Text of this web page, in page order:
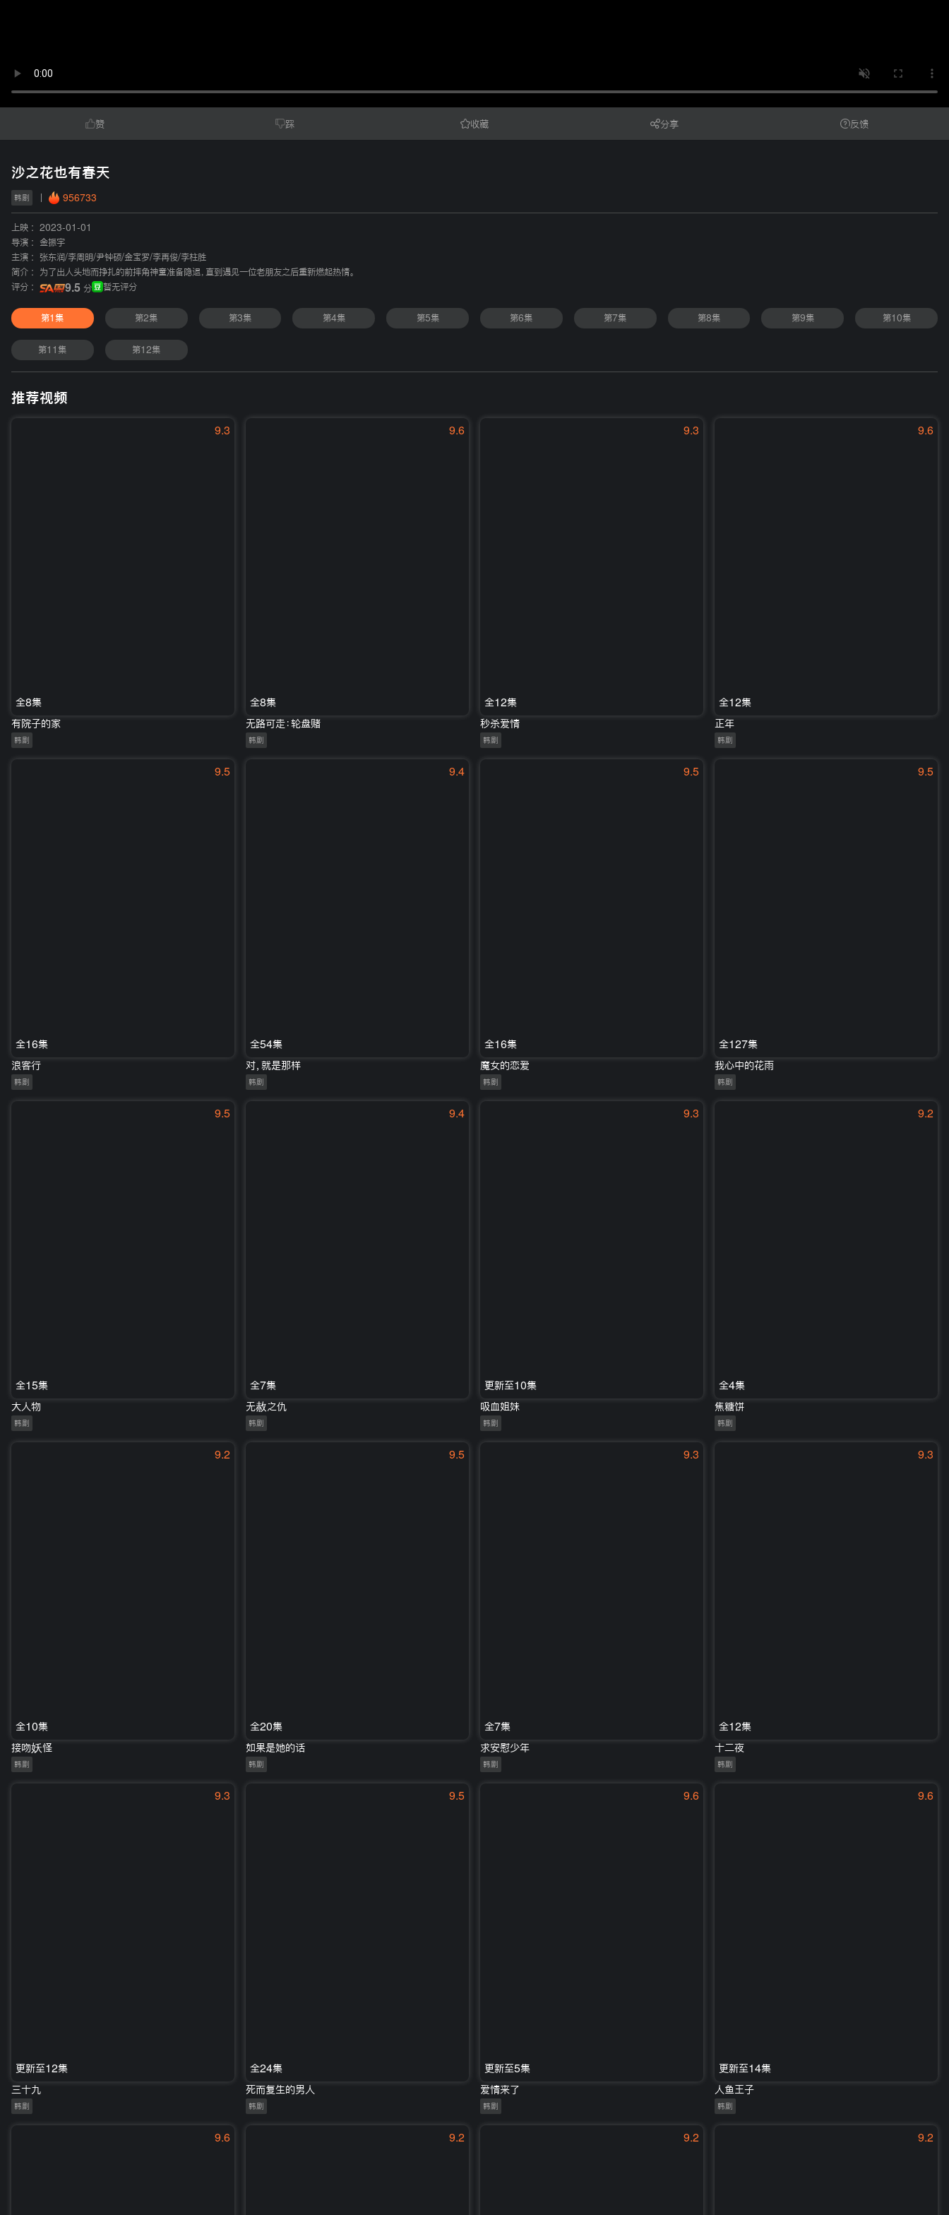
赞 踩 收藏 分享 反馈
沙之花也有春天
韩剧 956733
上映 :
2023-01-01
导演 :
金振宇
主演 :
张东润/李周明/尹钟硕/金宝罗/李再俊/李柱胜
简介 :
为了出人头地而挣扎的前摔角神童准备隐退，直到遇见一位老朋友之后重新燃起热情。
评分 :
9.5 分 暂无评分
第1集 第2集 第3集 第4集 第5集 第6集 第7集 第8集 第9集 第10集
第11集 第12集
推荐视频
9.3
全8集
有院子的家
韩剧
9.6
全8集
无路可走：轮盘赌
韩剧
9.3
全12集
秒杀爱情
韩剧
9.6
全12集
正年
韩剧
9.5
全16集
浪客行
韩剧
9.4
全54集
对，就是那样
韩剧
9.5
全16集
魔女的恋爱
韩剧
9.5
全127集
我心中的花雨
韩剧
9.5
全15集
大人物
韩剧
9.4
全7集
无赦之仇
韩剧
9.3
更新至10集
吸血姐妹
韩剧
9.2
全4集
焦糖饼
韩剧
9.2
全10集
接吻妖怪
韩剧
9.5
全20集
如果是她的话
韩剧
9.3
全7集
求安慰少年
韩剧
9.3
全12集
十二夜
韩剧
9.3
更新至12集
三十九
韩剧
9.5
全24集
死而复生的男人
韩剧
9.6
更新至5集
爱情来了
韩剧
9.6
更新至14集
人鱼王子
韩剧
9.6 9.2 9.2 9.2